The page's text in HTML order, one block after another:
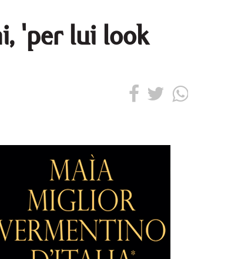
'per lui look